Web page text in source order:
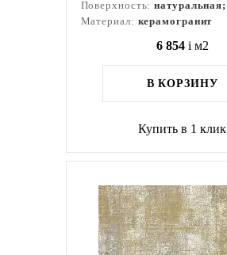
Поверхность:натуральная;
Материал: керамогранит
6 854 i м2
В КОРЗИНУ
Купить в 1 клик